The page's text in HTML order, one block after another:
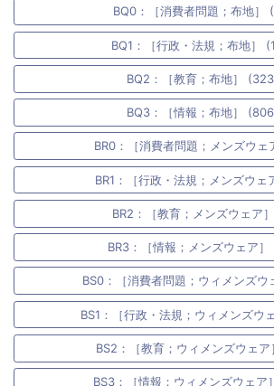
BQ0：［消費者問題；布地］
BQ1：［行政・法規；布地］
BQ2：［教育；布地］
BQ3：［情報；布地］
BR0：［消費者問題；メンズウェ
BR1：［行政・法規；メンズウェ
BR2：［教育；メンズウェア
BR3：［情報；メンズウェア
BS0：［消費者問題；ウィメンズウ
BS1：［行政・法規；ウィメンズウ
BS2：［教育；ウィメンズウェ
BS3：［情報；ウィメンズウェア